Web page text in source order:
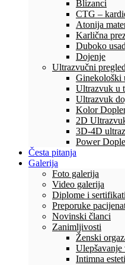
Blizanci
CTG –
Atonija
Karlična
Duboko
Dojenje
Ultrazvučni
Ginekološki
Ultrazvuk u
Ultrazvuk
Kolor
2D
3D-4D
Power
Česta pitanja
Galerija
Foto galerija
Video galerija
Diplome i sertifikati
Preporuke
Novinski članci
Zanimljivosti
Ženski
Ulepšavanje
Intimna